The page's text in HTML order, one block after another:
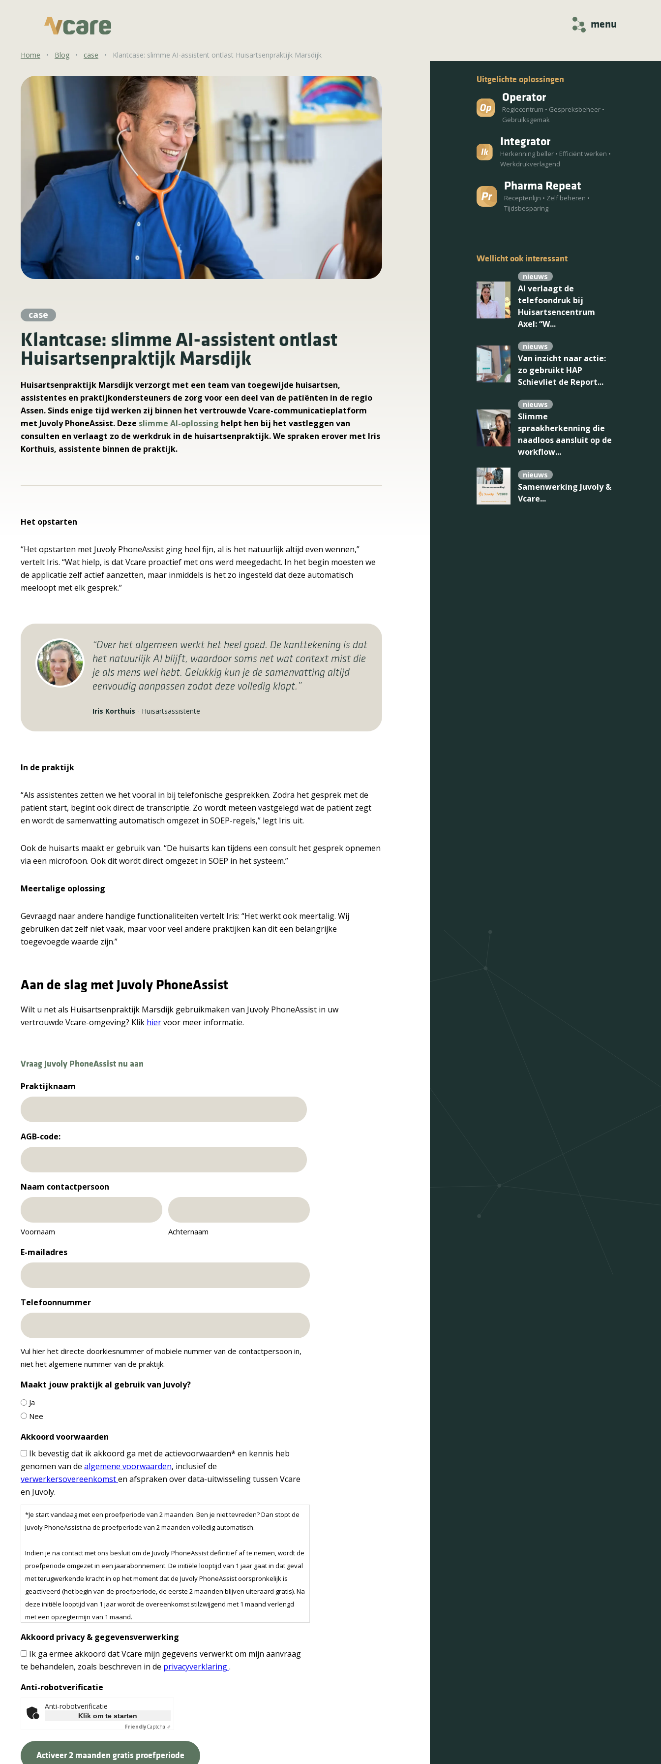
menu
Home • Blog • case • Klantcase: slimme AI-assistent ontlast Huisartsenpraktijk Marsdijk
case
Klantcase: slimme AI-assistent ontlast
Huisartsenpraktijk Marsdijk
Huisartsenpraktijk Marsdijk verzorgt met een team van toegewijde huisartsen,
assistentes en praktijkondersteuners de zorg voor een deel van de patiënten in de regio
Assen. Sinds enige tijd werken zij binnen het vertrouwde Vcare-communicatieplatform
met Juvoly PhoneAssist. Deze slimme AI-oplossing helpt hen bij het vastleggen van
consulten en verlaagt zo de werkdruk in de huisartsenpraktijk. We spraken erover met Iris
Korthuis, assistente binnen de praktijk.
Het opstarten
“Het opstarten met Juvoly PhoneAssist ging heel fijn, al is het natuurlijk altijd even wennen,”
vertelt Iris. “Wat hielp, is dat Vcare proactief met ons werd meegedacht. In het begin moesten we
de applicatie zelf actief aanzetten, maar inmiddels is het zo ingesteld dat deze automatisch
meeloopt met elk gesprek.”
“Over het algemeen werkt het heel goed. De kanttekening is dat
het natuurlijk AI blijft, waardoor soms net wat context mist die
je als mens wel hebt. Gelukkig kun je de samenvatting altijd
eenvoudig aanpassen zodat deze volledig klopt.”
Iris Korthuis - Huisartsassistente
In de praktijk
“Als assistentes zetten we het vooral in bij telefonische gesprekken. Zodra het gesprek met de
patiënt start, begint ook direct de transcriptie. Zo wordt meteen vastgelegd wat de patiënt zegt
en wordt de samenvatting automatisch omgezet in SOEP-regels,” legt Iris uit.
Ook de huisarts maakt er gebruik van. “De huisarts kan tijdens een consult het gesprek opnemen
via een microfoon. Ook dit wordt direct omgezet in SOEP in het systeem.”
Meertalige oplossing
Gevraagd naar andere handige functionaliteiten vertelt Iris: “Het werkt ook meertalig. Wij
gebruiken dat zelf niet vaak, maar voor veel andere praktijken kan dit een belangrijke
toegevoegde waarde zijn.”
Aan de slag met Juvoly PhoneAssist
Wilt u net als Huisartsenpraktijk Marsdijk gebruikmaken van Juvoly PhoneAssist in uw
vertrouwde Vcare-omgeving? Klik hiervoor meer informatie.
Vraag Juvoly PhoneAssist nu aan
Praktijknaam
AGB-code:
Naam contactpersoon
Voornaam Achternaam
E-mailadres
Telefoonnummer
Vul hier het directe doorkiesnummer of mobiele nummer van de contactpersoon in,
niet het algemene nummer van de praktijk.
Maakt jouw praktijk al gebruik van Juvoly?
Ja
Nee
Akkoord voorwaarden
Ik bevestig dat ik akkoord ga met de actievoorwaarden* en kennis heb
genomen van de algemene voorwaarden, inclusief de
verwerkersovereenkomsten afspraken over data-uitwisseling tussen Vcare
en Juvoly.
*Je start vandaag met een proefperiode van 2 maanden. Ben je niet tevreden? Dan stopt de
Juvoly PhoneAssist na de proefperiode van 2 maanden volledig automatisch.
Indien je na contact met ons besluit om de Juvoly PhoneAssist definitief af te nemen, wordt de
proefperiode omgezet in een jaarabonnement. De initiële looptijd van 1 jaar gaat in dat geval
met terugwerkende kracht in op het moment dat de Juvoly PhoneAssist oorspronkelijk is
geactiveerd (het begin van de proefperiode, de eerste 2 maanden blijven uiteraard gratis). Na
deze initiële looptijd van 1 jaar wordt de overeenkomst stilzwijgend met 1 maand verlengd
met een opzegtermijn van 1 maand.
De prijs van een jaarabonnement is € 0,35 per ION per jaar en het wordt maandelijks in
rekening gebracht. Dat komt neer op € 0,0292 excl. btw per ION per maand.
Akkoord privacy & gegevensverwerking
Ik ga ermee akkoord dat Vcare mijn gegevens verwerkt om mijn aanvraag
te behandelen, zoals beschreven in de privacyverklaring.
Anti-robotverificatie
Anti-robotverificatie
Klik om te starten
FriendlyCaptcha ⇗
Uitgelichte oplossingen
Operator
Regiecentrum • Gespreksbeheer •
Gebruiksgemak
Integrator
Herkenning beller • Efficiënt werken •
Werkdrukverlagend
Pharma Repeat
Receptenlijn • Zelf beheren •
Tijdsbesparing
Wellicht ook interessant
nieuws
AI verlaagt de
telefoondruk bij
Huisartsencentrum
Axel: “W...
nieuws
Van inzicht naar actie:
zo gebruikt HAP
Schievliet de Report...
nieuws
Slimme
spraakherkenning die
naadloos aansluit op de
workflow...
nieuws
Samenwerking Juvoly &
Vcare...